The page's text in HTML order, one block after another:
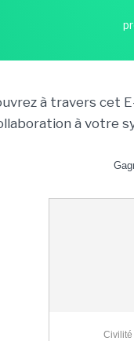
à travers cet
à votre
Civilité